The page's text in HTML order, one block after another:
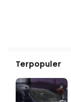
Terpopuler